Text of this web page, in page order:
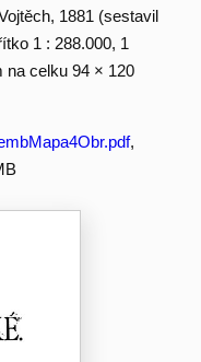
1881 (sestavil
1 : 288.000, 1
na celku 94 × 120
,